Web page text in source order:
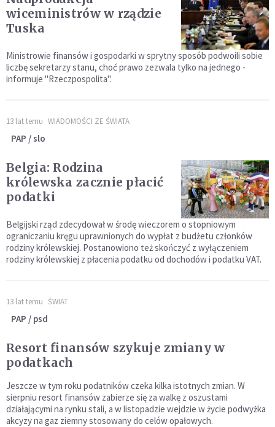
wiceministrów w rządzie
Tuska
Ministrowie finansów i gospodarki w sprytny sposób podwoili sobie
liczbę sekretarzy stanu, choć prawo zezwala tylko na jednego -
informuje "Rzeczpospolita".
13 lat temu WIADOMOŚCI ZE ŚWIATA
PAP / slo
Belgia: Rodzina
królewska zacznie płacić
podatki
Belgijski rząd zdecydował w środę wieczorem o stopniowym
ograniczaniu kręgu uprawnionych do wypłat z budżetu członków
rodziny królewskiej. Postanowiono też skończyć z wyłączeniem
rodziny królewskiej z płacenia podatku od dochodów i podatku VAT.
13 lat temu ŚWIAT
PAP / psd
Resort finansów szykuje zmiany w
podatkach
Jeszcze w tym roku podatników czeka kilka istotnych zmian. W
sierpniu resort finansów zabierze się za walkę z oszustami
działającymi na rynku stali, a w listopadzie wejdzie w życie podwyżka
akcyzy na gaz ziemny stosowany do celów opałowych.